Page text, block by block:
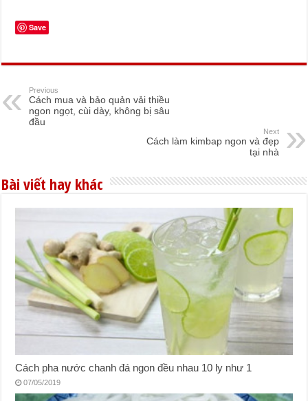
Save
Previous
Cách mua và bảo quản vải thiều
ngon ngọt, cùi dày, không bị sâu
đầu
Next
Cách làm kimbap ngon và đẹp
tại nhà
Bài viết hay khác
Cách pha nước chanh đá ngon đều nhau 10 ly như 1
07/05/2019